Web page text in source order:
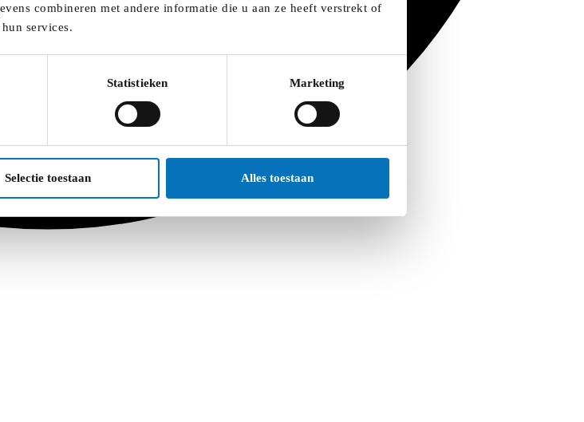
combineren met andere informatie die u aan ze heeft verstrekt of
services.
Statistieken Marketing
Selectie toestaan Alles toestaan